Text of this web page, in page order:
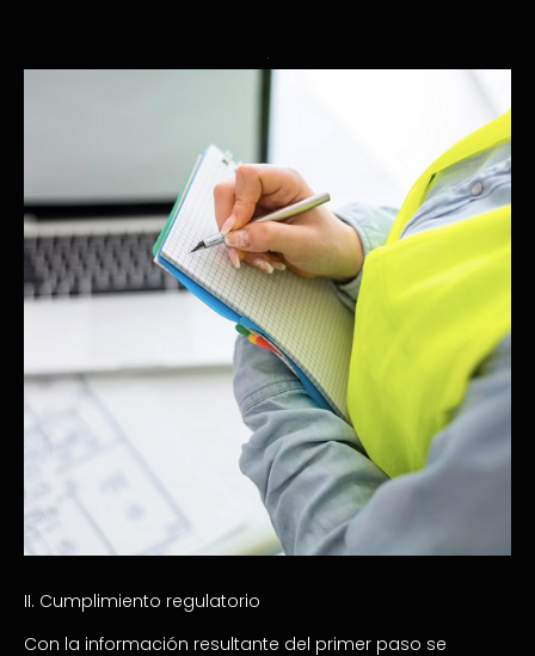
II. Cumplimiento regulatorio
Con la información resultante del primer paso se